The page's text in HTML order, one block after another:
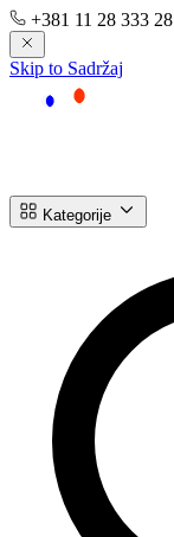
+381 11 28 333 28
Skip to Sadržaj
Kategorije